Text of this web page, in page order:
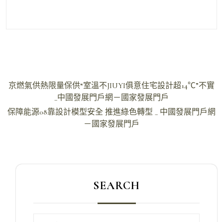
文
導
京燃氣供熱限量保供“室溫不JIUYI俱意住宅設計超14℃”不實
_中國發展門戶網－國家發展門戶
保障能源08靠設計模型安全 推進綠色轉型 _ 中國發展門戶網
－國家發展門戶
SEARCH